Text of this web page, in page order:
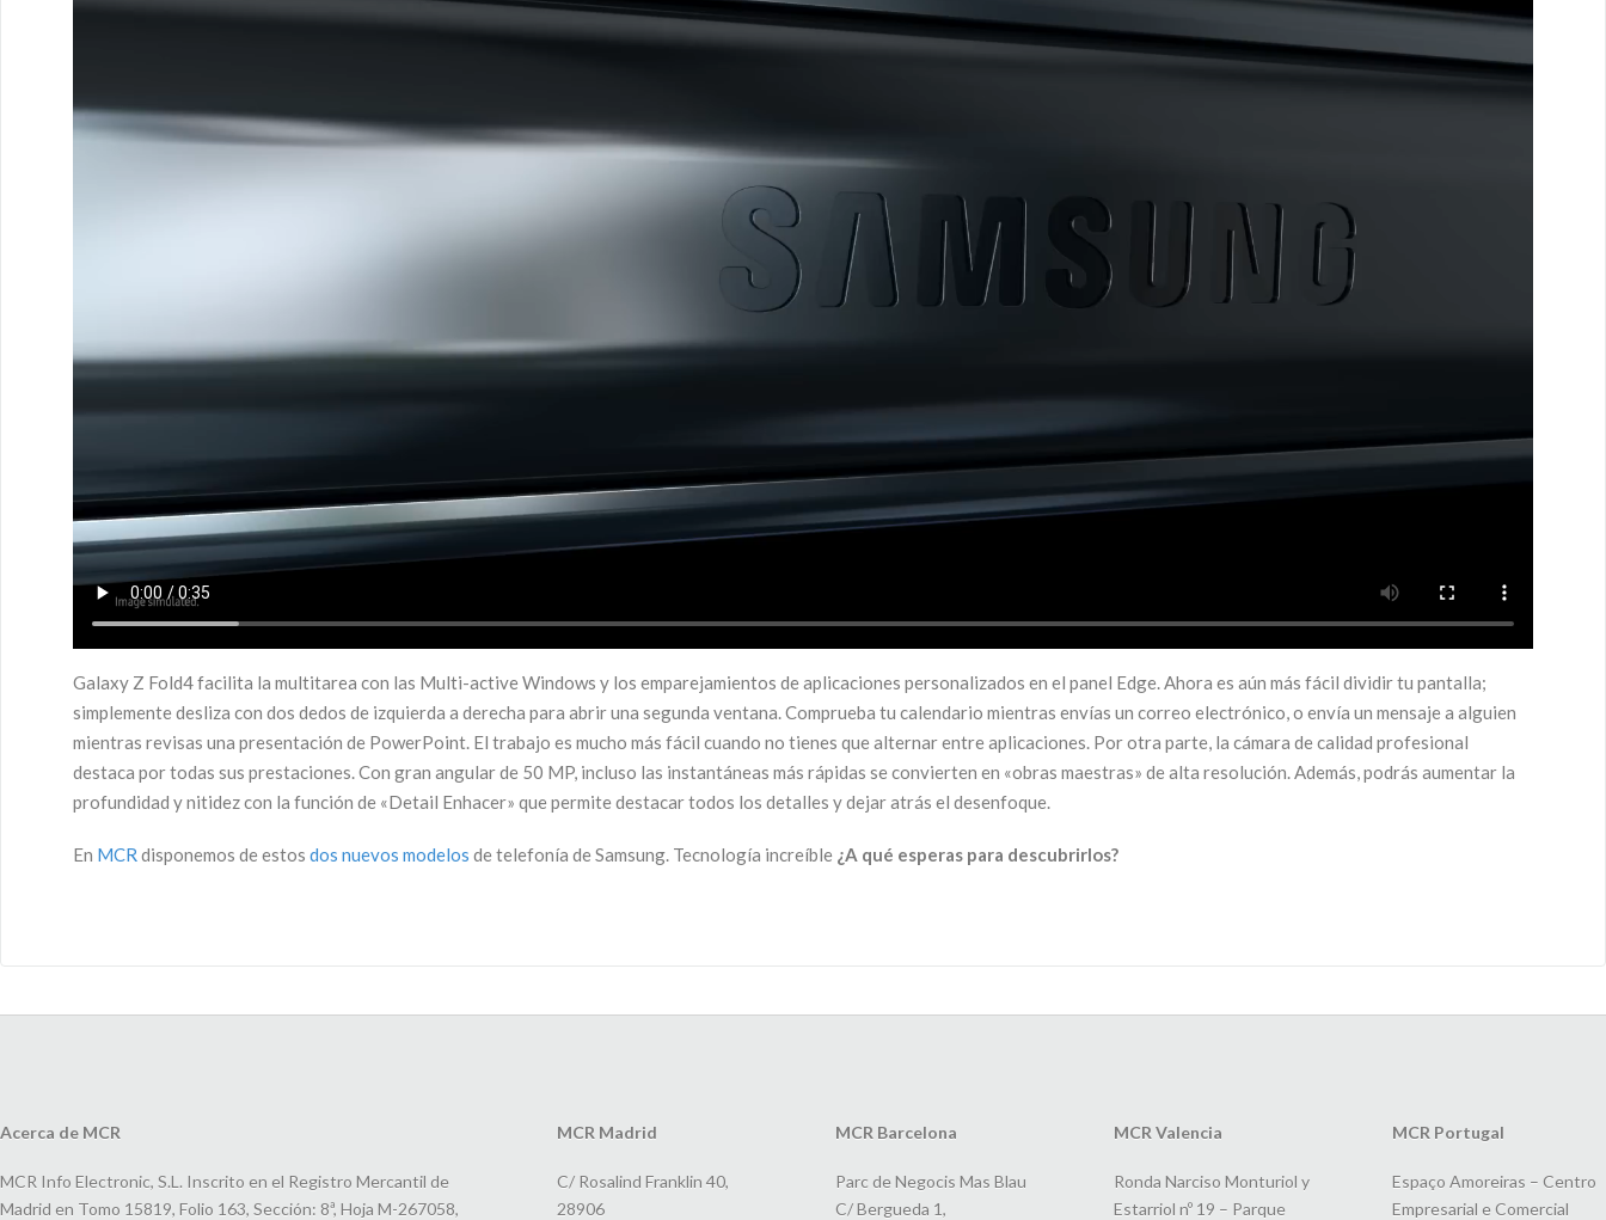
Galaxy Z Fold4 facilita la multitarea con las Multi-active Windows y los emparejamientos de aplicaciones personalizados en el panel Edge. Ahora es aún más fácil dividir tu pantalla;
simplemente desliza con dos dedos de izquierda a derecha para abrir una segunda ventana. Comprueba tu calendario mientras envías un correo electrónico, o envía un mensaje a alguien
mientras revisas una presentación de PowerPoint. El trabajo es mucho más fácil cuando no tienes que alternar entre aplicaciones. Por otra parte, la cámara de calidad profesional
destaca por todas sus prestaciones. Con gran angular de 50 MP, incluso las instantáneas más rápidas se convierten en «obras maestras» de alta resolución. Además, podrás aumentar la
profundidad y nitidez con la función de «Detail Enhacer» que permite destacar todos los detalles y dejar atrás el desenfoque.
En MCR disponemos de estos dos nuevos modelos de telefonía de Samsung. Tecnología increíble ¿A qué esperas para descubrirlos?
Acerca de MCR
MCR Info Electronic, S.L. Inscrito en el Registro Mercantil de
Madrid en Tomo 15819, Folio 163, Sección: 8ª, Hoja M-267058,
MCR Madrid
C/ Rosalind Franklin 40,
28906
MCR Barcelona
Parc de Negocis Mas Blau
C/ Bergueda 1,
MCR Valencia
Ronda Narciso Monturiol y
Estarriol nº 19 – Parque
MCR Portugal
Espaço Amoreiras – Centro
Empresarial e Comercial